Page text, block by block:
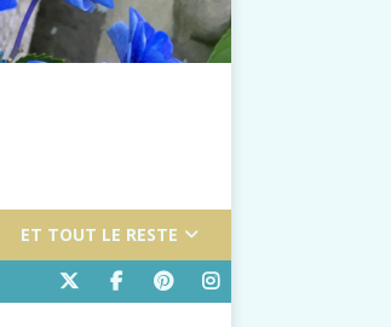
ET TOUT LE RESTE